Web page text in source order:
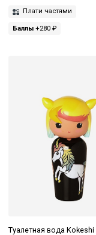
Плати частями
Баллы +280 ₽
Туалетная вода Kokeshi